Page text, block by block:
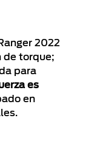
2022
de torque;
para
es
en